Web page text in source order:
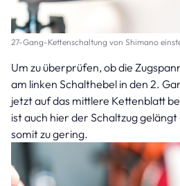
27-Gang-Kettenschaltung von Shimano
Um zu überprüfen, ob die
am linken Schalthebel in den 2.
jetzt auf das mittlere Kettenblatt
ist auch hier der Schaltzug
somit zu gering.